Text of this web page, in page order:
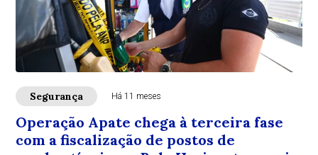
Segurança Há 11 meses
Operação Apate chega à terceira fase
com a fiscalização de postos de